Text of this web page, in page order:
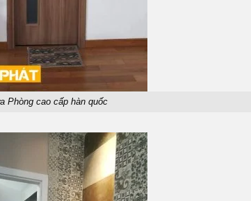
Phòng cao cấp hàn quốc